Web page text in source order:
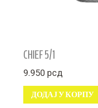
CHIEF 5/1
9.950 рсд
ДОДАЈ У КОРПУ